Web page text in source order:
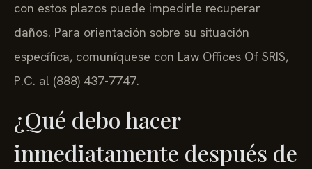
con estos plazos puede impedirle recuperar
daños. Para orientación sobre su situación
específica, comuníquese con Law Offices Of SRIS,
P.C. al (888) 437-7747.
¿Qué debo hacer
inmediatamente después de